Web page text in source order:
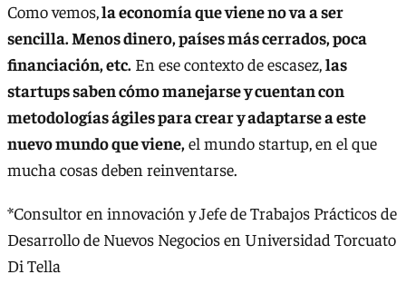
Como vemos,la economía que viene no va a ser
sencilla. Menos dinero, países más cerrados, poca
financiación, etc. En ese contexto de escasez,las
startups saben cómo manejarse y cuentan con
metodologías ágiles para crear y adaptarse a este
nuevo mundo que viene,el mundo startup, en el que
mucha cosas deben reinventarse.
*Consultor en innovación y Jefe de Trabajos Prácticos de
Desarrollo de Nuevos Negocios en Universidad Torcuato
Di Tella